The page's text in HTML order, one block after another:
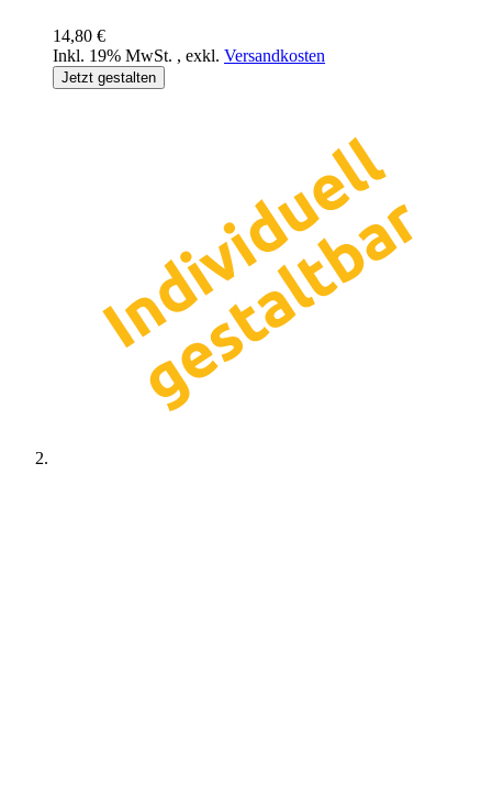
14,80 €
Inkl. 19% MwSt. , exkl. Versandkosten
Jetzt gestalten